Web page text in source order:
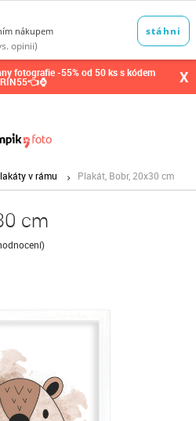
fotografie -55% od 50 ks s kódem X
v rámu Plakát, Bobr, 20x30 cm
cm
)